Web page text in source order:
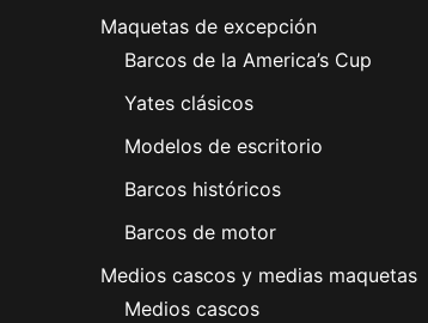
Maquetas de excepción
Barcos de la America’s Cup
Yates clásicos
Modelos de escritorio
Barcos históricos
Barcos de motor
Medios cascos y medias maquetas
Medios cascos